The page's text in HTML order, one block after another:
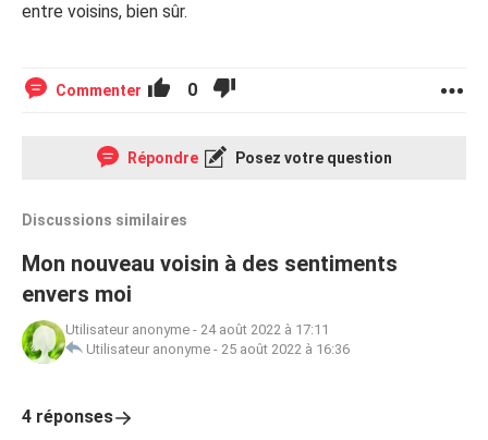
entre voisins, bien sûr.
Commenter 0
Répondre Posez votre question
Discussions similaires
Mon nouveau voisin à des sentiments
envers moi
Utilisateur anonyme - 24 août 2022 à 17:11
Utilisateur anonyme - 25 août 2022 à 16:36
4 réponses